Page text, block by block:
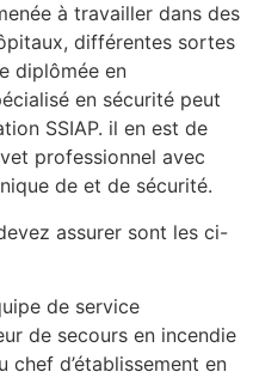
à travailler dans des
différentes sortes
diplômée en
en sécurité peut
SSIAP. il en est de
professionnel avec
de et de sécurité.
assurer sont les ci-
de service
de secours en incendie
chef d’établissement en